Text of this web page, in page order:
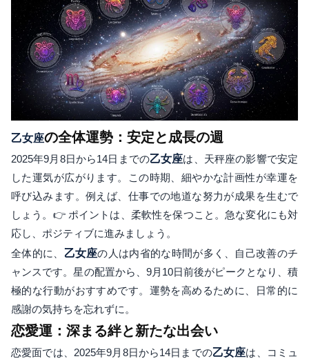
乙女座の全体運勢：安定と成長の週
2025年9月8日から14日までの乙女座は、天秤座の影響で安定
した運気が広がります。この時期、細やかな計画性が幸運を
呼び込みます。例えば、仕事での地道な努力が成果を生むで
しょう。👉 ポイントは、柔軟性を保つこと。急な変化にも対
応し、ポジティブに進みましょう。
全体的に、 乙女座の人は内省的な時間が多く、自己改善のチ
ャンスです。星の配置から、9月10日前後がピークとなり、積
極的な行動がおすすめです。運勢を高めるために、日常的に
感謝の気持ちを忘れずに。
恋愛運：深まる絆と新たな出会い
恋愛面では、2025年9月8日から14日までの乙女座は、コミュ